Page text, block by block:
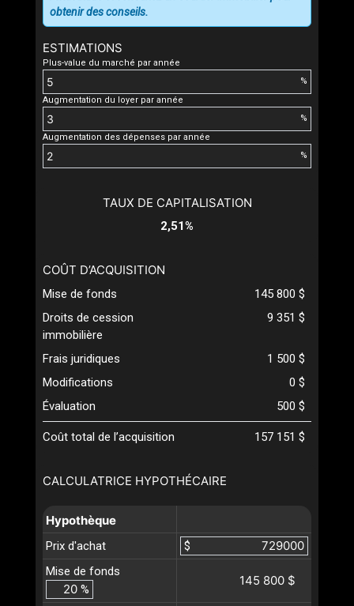
ESTIMATIONS
Plus-value du marché par année
%
Augmentation du loyer par année
%
Augmentation des dépenses par année
%
obtenir des conseils.
CALCULATRICE HYPOTHÉCAIRE
Hypothèque
Prix d'achat
$
Mise de fonds
%
145 800 $
TAUX DE CAPITALISATION
2,51%
COÛT D’ACQUISITION
Mise de fonds
145 800 $
Droits de cession
immobilière
9 351 $
Frais juridiques
1 500 $
Modifications
0 $
Évaluation
500 $
Coût total de l’acquisition 157 151 $